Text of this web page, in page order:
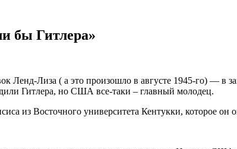
бы Гитлера»
Ленд-Лиза ( а это произошло в августе 1945-го) — в
Гитлера, но США все-таки – главный молодец.
из Восточного университета Кентукки, которое он